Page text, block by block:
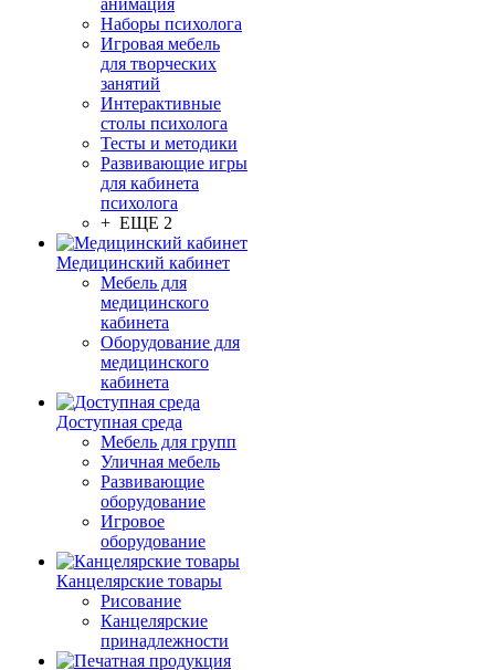
анимация
Наборы психолога
Игровая мебель
для творческих
занятий
Интерактивные
столы психолога
Тесты и методики
Развивающие игры
для кабинета
психолога
+ ЕЩЕ 2
Медицинский кабинет
Мебель для
медицинского
кабинета
Оборудование для
медицинского
кабинета
Доступная среда
Мебель для групп
Уличная мебель
Развивающие
оборудование
Игровое
оборудование
Канцелярские товары
Рисование
Канцелярские
принадлежности